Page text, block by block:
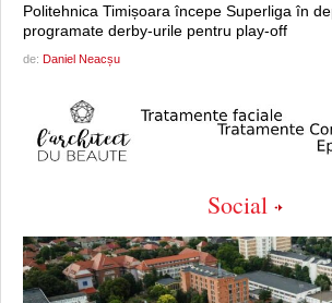
Politehnica Timișoara începe Superliga în
programate derby-urile pentru play-off
de: Daniel Neacșu
Social